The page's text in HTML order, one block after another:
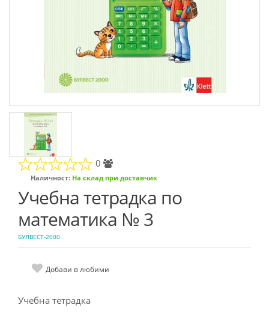
0
Наличност: На склад при доставчик
Учебна тетрадка по
математика № 3
БУЛВЕСТ-2000
Добави в любими
Учебна тетрадка